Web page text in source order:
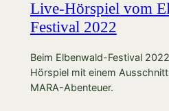
Live-Hörspiel vom
Festival 2022
Beim Elbenwald-Festival
Hörspiel mit einem
MARA-Abenteuer.